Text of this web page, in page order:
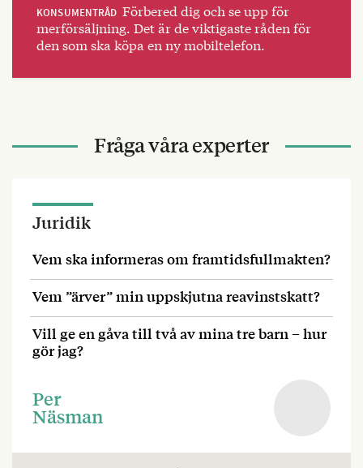
KONSUMENTRÅD Förbered dig och se upp för
merförsäljning. Det är de viktigaste råden för
den som ska köpa en ny mobiltelefon.
Fråga våra experter
Juridik
Vem ska informeras om framtidsfullmakten?
Vem ”ärver” min uppskjutna reavinstskatt?
Vill ge en gåva till två av mina tre barn – hur
gör jag?
Per
Näsman